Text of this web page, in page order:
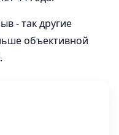
- так другие
объективной